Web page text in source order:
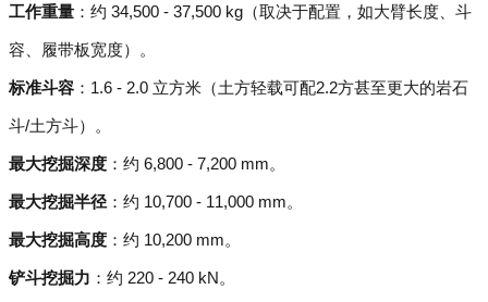
工作重量 ：约 34,500 - 37,500 kg（取决于配置，如大臂长度、斗
容、履带板宽度）。
标准斗容 ：1.6 - 2.0 立方米（土方轻载可配2.2方甚至更大的岩石
斗/土方斗）。
最大挖掘深度 ：约 6,800 - 7,200 mm。
最大挖掘半径 ：约 10,700 - 11,000 mm。
最大挖掘高度 ：约 10,200 mm。
铲斗挖掘力 ：约 220 - 240 kN。